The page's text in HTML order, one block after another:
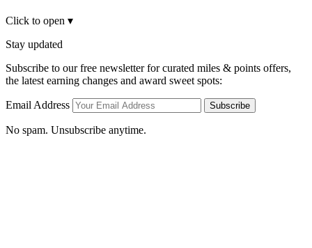
Click to open ▾
Stay updated
Subscribe to our free newsletter for curated miles & points offers,
the latest earning changes and award sweet spots:
Email Address Subscribe
No spam. Unsubscribe anytime.